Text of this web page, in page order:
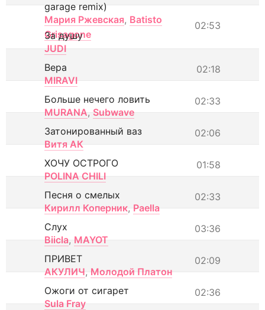
garage remix)
Мария Ржевская, Batisto
Grisagone
02:53
За душу
JUDI
02:18
Вера
MIRAVI
02:33
Больше нечего ловить
MURANA, Subwave
02:06
Затонированный ваз
Витя АК
01:58
ХОЧУ ОСТРОГО
POLINA CHILI
02:33
Песня о смелых
Кирилл Коперник, Paella
03:36
Слух
Biicla, MAYOT
02:09
ПРИВЕТ
АКУЛИЧ, Молодой Платон
02:36
Ожоги от сигарет
Sula Fray